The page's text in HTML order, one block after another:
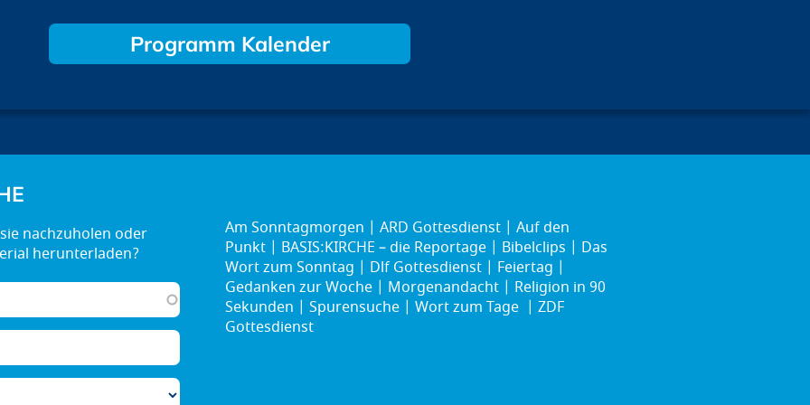
Programm Kalender
Am Sonntagmorgen ARD Gottesdienst
Auf den
Punkt
BASIS:KIRCHE – die Reportage Bibelclips
Das
Wort zum Sonntag
Dlf Gottesdienst
Feiertag
Gedanken zur Woche
Morgenandacht
Religion in 90
Sekunden
Spurensuche Wort zum Tage
ZDF
Gottesdienst